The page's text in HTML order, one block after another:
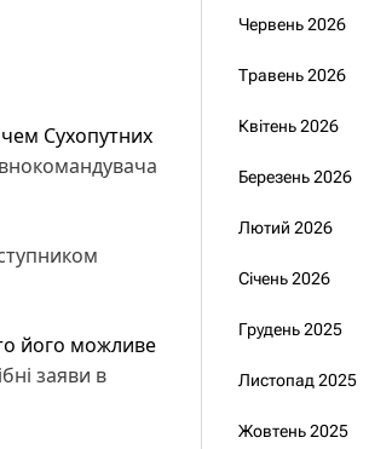
Сухопутних
його можливе
заяви в
Червень 2026
Травень 2026
Квітень 2026
Березень 2026
Лютий 2026
Січень 2026
Грудень 2025
Листопад 2025
Жовтень 2025